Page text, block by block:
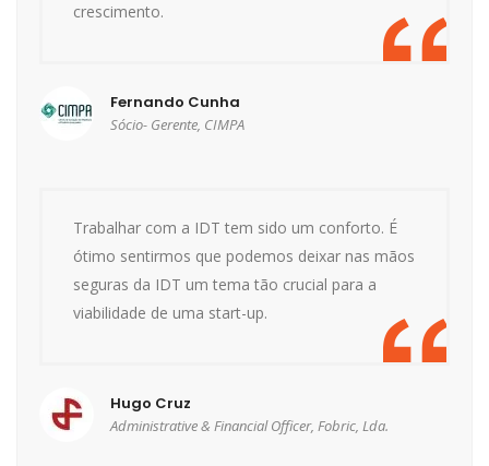
crescimento.
Fernando Cunha
Sócio- Gerente, CIMPA
Trabalhar com a IDT tem sido um conforto. É
ótimo sentirmos que podemos deixar nas mãos
seguras da IDT um tema tão crucial para a
viabilidade de uma start-up.
Hugo Cruz
Administrative & Financial Officer, Fobric, Lda.